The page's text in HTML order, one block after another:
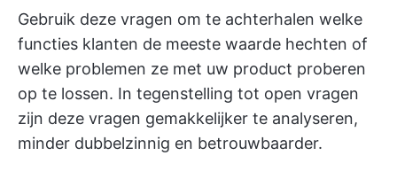
Gebruik deze vragen om te achterhalen welke
functies klanten de meeste waarde hechten of
welke problemen ze met uw product proberen
op te lossen. In tegenstelling tot open vragen
zijn deze vragen gemakkelijker te analyseren,
minder dubbelzinnig en betrouwbaarder.